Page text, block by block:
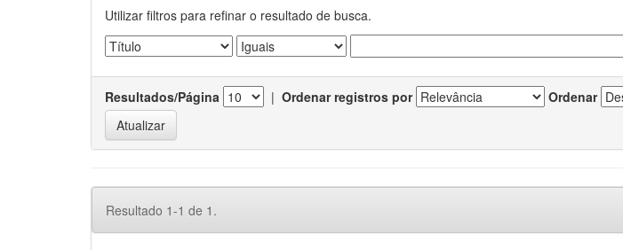
Utilizar filtros para refinar o resultado de busca.
Resultados/Página | Ordenar registros por Ordenar
Resultado 1-1 de 1.